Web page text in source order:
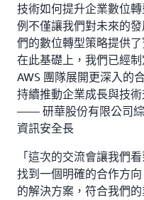
技術如何提升企業數位
例不僅讓我們對未來的
們的數位轉型策略提供
在此基礎上，我們已經
AWS 團隊展開更深入的
持續推動企業成長與技術
—— 研華股份有限公司綜
資訊安全長
「這次的交流會讓我們
找到一個明確的合作方
的解決方案，符合我們的